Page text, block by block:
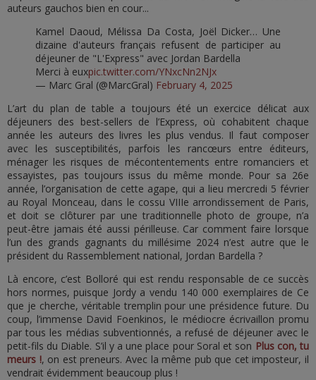
auteurs gauchos bien en cour...
Kamel Daoud, Mélissa Da Costa, Joël Dicker… Une
dizaine d'auteurs français refusent de participer au
déjeuner de "L'Express" avec Jordan Bardella
Merci à euxpic.twitter.com/YNxcNn2NJx
— Marc Gral (@MarcGral) February 4, 2025
L’art du plan de table a toujours été un exercice délicat aux
déjeuners des best-sellers de l’Express, où cohabitent chaque
année les auteurs des livres les plus vendus. Il faut composer
avec les susceptibilités, parfois les rancœurs entre éditeurs,
ménager les risques de mécontentements entre romanciers et
essayistes, pas toujours issus du même monde. Pour sa 26e
année, l’organisation de cette agape, qui a lieu mercredi 5 février
au Royal Monceau, dans le cossu VIIIe arrondissement de Paris,
et doit se clôturer par une traditionnelle photo de groupe, n’a
peut-être jamais été aussi périlleuse. Car comment faire lorsque
l’un des grands gagnants du millésime 2024 n’est autre que le
président du Rassemblement national, Jordan Bardella ?
Là encore, c’est Bolloré qui est rendu responsable de ce succès
hors normes, puisque Jordy a vendu 140 000 exemplaires de Ce
que je cherche, véritable tremplin pour une présidence future. Du
coup, l’immense David Foenkinos, le médiocre écrivaillon promu
par tous les médias subventionnés, a refusé de déjeuner avec le
petit-fils du Diable. S’il y a une place pour Soral et son Plus con, tu
meurs !, on est preneurs. Avec la même pub que cet imposteur, il
vendrait évidemment beaucoup plus !